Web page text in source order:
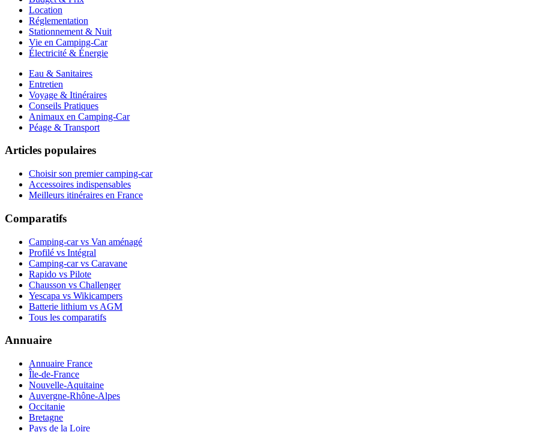
Location
Réglementation
Stationnement & Nuit
Vie en Camping-Car
Électricité & Énergie
Eau & Sanitaires
Entretien
Voyage & Itinéraires
Conseils Pratiques
Animaux en Camping-Car
Péage & Transport
Articles populaires
Choisir son premier camping-car
Accessoires indispensables
Meilleurs itinéraires en France
Comparatifs
Camping-car vs Van aménagé
Profilé vs Intégral
Camping-car vs Caravane
Rapido vs Pilote
Chausson vs Challenger
Yescapa vs Wikicampers
Batterie lithium vs AGM
Tous les comparatifs
Annuaire
Annuaire France
Île-de-France
Nouvelle-Aquitaine
Auvergne-Rhône-Alpes
Occitanie
Bretagne
Pays de la Loire